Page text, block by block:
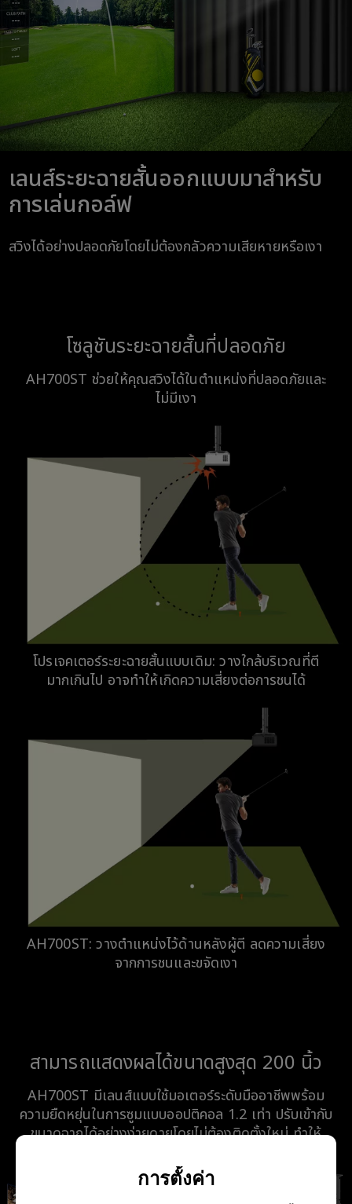
การตั้งค่า
เลนส์ระยะฉายสั้นออกแบบมาสำหรับ
การเล่นกอล์ฟ
สวิงได้อย่างปลอดภัยโดยไม่ต้องกลัวความเสียหายหรือเงา
โซลูชันระยะฉายสั้นที่ปลอดภัย
AH700ST ช่วยให้คุณสวิงได้ในตำแหน่งที่ปลอดภัยและ
ไม่มีเงา
โปรเจคเตอร์ระยะฉายสั้นแบบเดิม: วางใกล้บริเวณที่ตี
มากเกินไป อาจทำให้เกิดความเสี่ยงต่อการชนได้
AH700ST: วางตำแหน่งไว้ด้านหลังผู้ตี ลดความเสี่ยง
จากการชนและขจัดเงา
สามารถแสดงผลได้ขนาดสูงสุด 200 นิ้ว
AH700ST มีเลนส์แบบใช้มอเตอร์ระดับมืออาชีพพร้อม
ความยืดหยุ่นในการซูมแบบออปติคอล 1.2 เท่า ปรับเข้ากับ
ขนาดฉากได้อย่างง่ายดายโดยไม่ต้องติดตั้งใหม่ ทำให้